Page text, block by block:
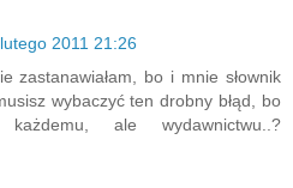
2011 21:26
zastanawiałam, bo i mnie słownik
wybaczyć ten drobny błąd, bo
ale wydawnictwu..?